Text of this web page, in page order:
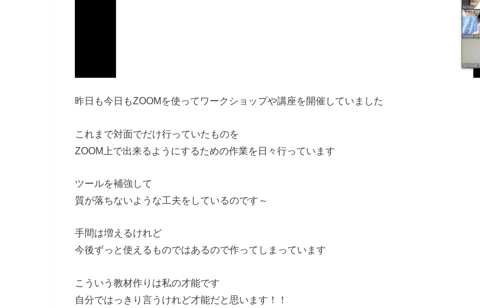
昨日も今日もZOOMを使ってワークショップや講座を開催していました
これまで対面でだけ行っていたものを
ZOOM上で出来るようにするための作業を日々行っています
ツールを補強して
質が落ちないような工夫をしているのです～
手間は増えるけれど
今後ずっと使えるものではあるので作ってしまっています
こういう教材作りは私の才能です
自分ではっきり言うけれど才能だと思います！！